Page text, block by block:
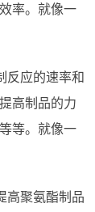
率。就像一
反应的速率和
高制品的力
等。就像一
高聚氨酯制品